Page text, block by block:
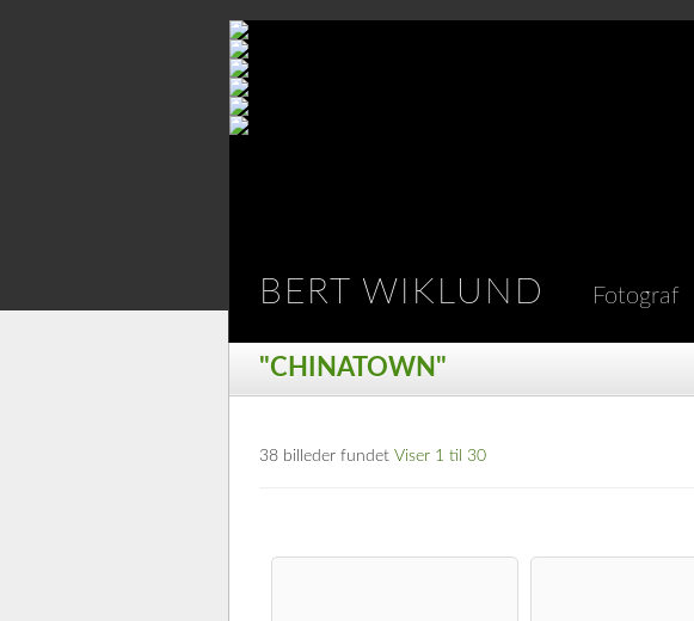
BERT WIKLUND Fotograf
"CHINATOWN"
38 billeder fundet Viser 1 til 30